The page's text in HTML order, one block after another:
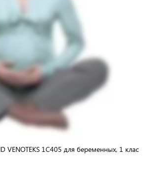
VENOTEKS 1C405 для беременных, 1 класс,